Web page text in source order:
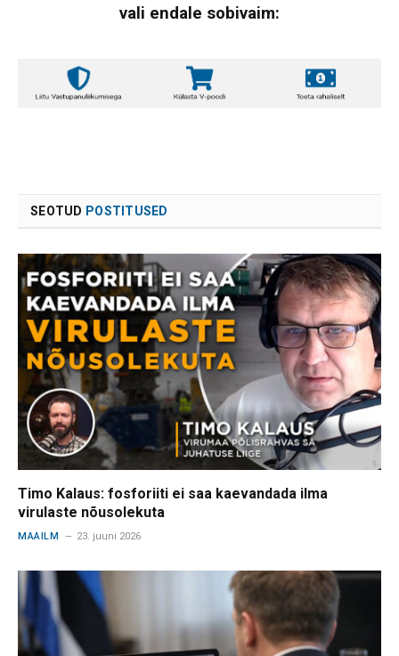
vali endale sobivaim:
SEOTUD POSTITUSED
Timo Kalaus: fosforiiti ei saa kaevandada ilma
virulaste nõusolekuta
MAAILM 23. juuni 2026